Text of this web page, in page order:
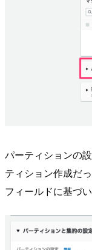
パーティションの
ティション作成だ
フィールドに基づ